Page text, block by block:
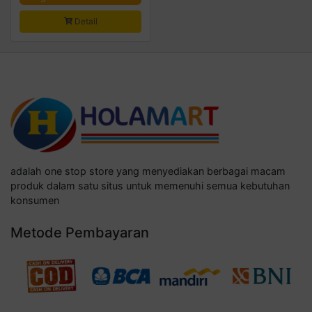
Detail
adalah one stop store yang menyediakan berbagai macam
produk dalam satu situs untuk memenuhi semua kebutuhan
konsumen
Metode Pembayaran